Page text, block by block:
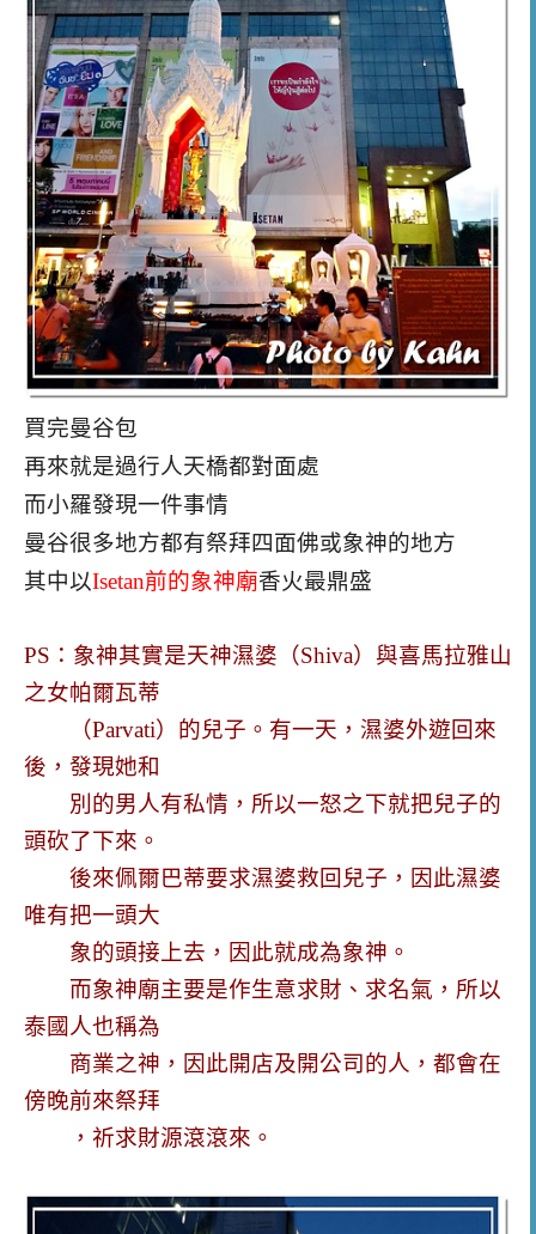
買完曼谷包
再來就是過行人天橋都對面處
而小羅發現一件事情
曼谷很多地方都有祭拜四面佛或象神的地方
其中以Isetan前的象神廟香火最鼎盛
PS：象神其實是天神濕婆（Shiva）與喜馬拉雅山
之女帕爾瓦蒂
（Parvati）的兒子。有一天，濕婆外遊回來
後，發現她和
別的男人有私情，所以一怒之下就把兒子的
頭砍了下來。
後來佩爾巴蒂要求濕婆救回兒子，因此濕婆
唯有把一頭大
象的頭接上去，因此就成為象神。
而象神廟主要是作生意求財、求名氣，所以
泰國人也稱為
商業之神，因此開店及開公司的人，都會在
傍晚前來祭拜
，祈求財源滾滾來。